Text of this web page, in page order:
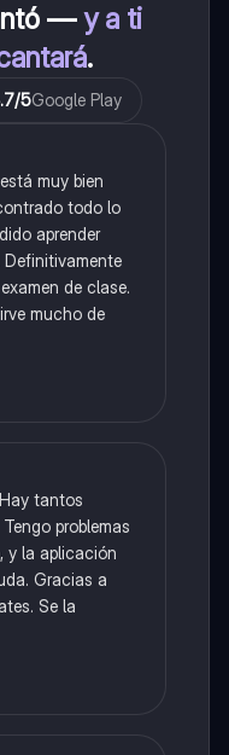
—y a ti
.
/5Google Play
muy bien
todo lo
aprender
de clase.
mucho de
tantos
problemas
y la aplicación
Gracias a
Se la